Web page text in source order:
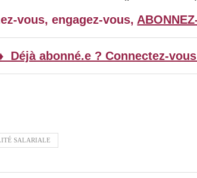
vous, engagez-vous,
Déjà abonné.e ? Connectez-
SALARIALE